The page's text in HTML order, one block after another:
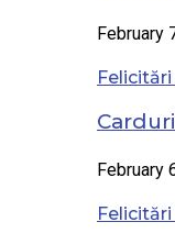
February
February